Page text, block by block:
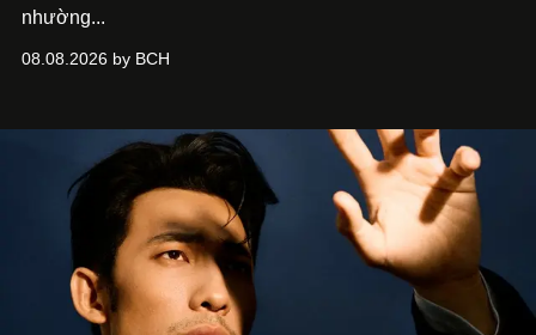
nhường...
08.08.2026 by BCH